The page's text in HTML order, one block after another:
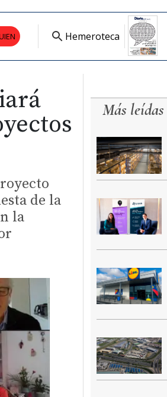
Hemeroteca
de la
la
Más leídas